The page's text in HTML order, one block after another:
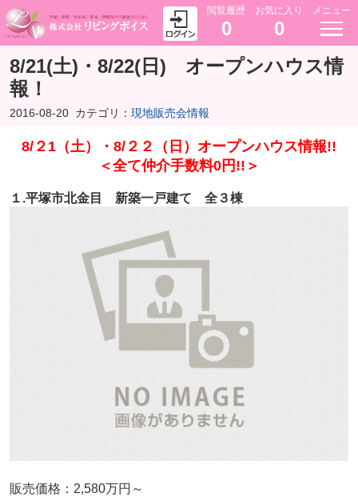
閲覧履歴
0
お気に入り
0
メニュー
8/21(土)・8/22(日) オープンハウス情
報！
2016-08-20 カテゴリ： 現地販売会情報
8/２1（土）・8/２２（日）オープンハウス情報!!
＜全て仲介手数料0円!!＞
１.平塚市北金目 新築一戸建て 全３棟
販売価格：2,580万円～